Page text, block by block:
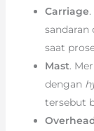
Carriage
sandaran
saat
Mast.
dengan
tersebut